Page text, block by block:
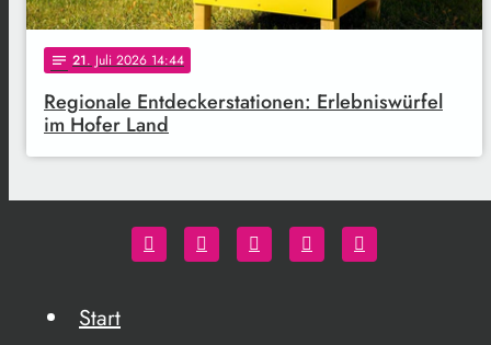
notes 21. Juli 2026 14:44
Regionale Entdeckerstationen: Erlebniswürfel
im Hofer Land
Start